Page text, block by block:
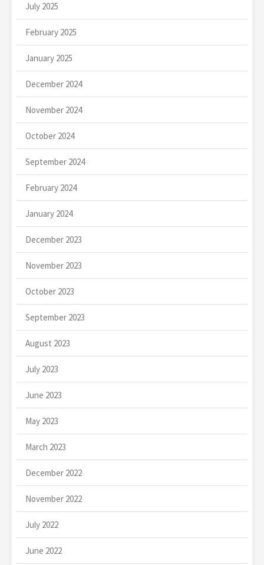
July 2025
February 2025
January 2025
December 2024
November 2024
October 2024
September 2024
February 2024
January 2024
December 2023
November 2023
October 2023
September 2023
August 2023
July 2023
June 2023
May 2023
March 2023
December 2022
November 2022
July 2022
June 2022